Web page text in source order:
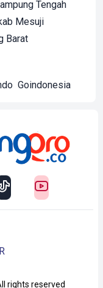
Tengah
Mesuji
Barat
Goindonesia
rights reserved